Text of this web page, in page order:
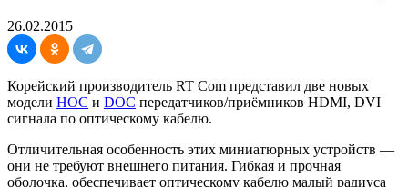
26.02.2015
Корейский производитель RT Com представил две новых
модели HOC и DOC передатчиков/приёмников HDMI, DVI
сигнала по оптическому кабелю.
Отличительная особенность этих миниатюрных устройств —
они не требуют внешнего питания. Гибкая и прочная
оболочка, обеспечивает оптическому кабелю малый радиуса